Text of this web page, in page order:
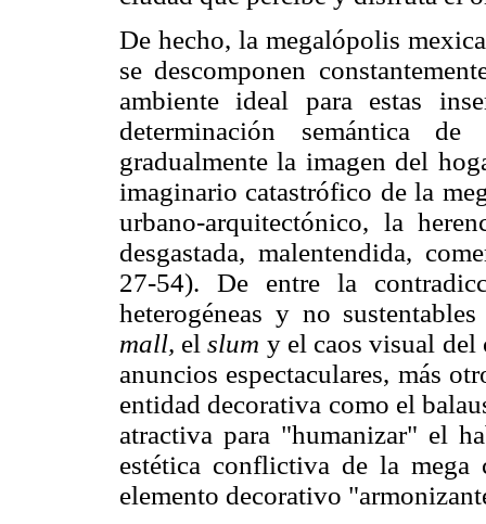
De hecho, la megalópolis
se descomponen
ambiente ideal para estas
determinación semántica de
gradualmente la imagen del
imaginario catastrófico de la
urbano-arquitectónico, la
desgastada, malentendida,
27-54). De entre la
heterogéneas y no
mall, elslum y el caos visual del
anuncios espectaculares, más
entidad decorativa como el
atractiva para "humanizar" el
estética conflictiva de la
elemento decorativo